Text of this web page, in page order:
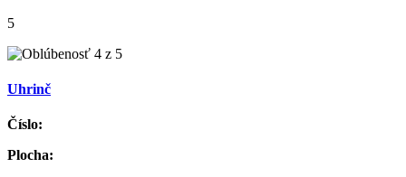
5
Uhrinč
Číslo:
Plocha: